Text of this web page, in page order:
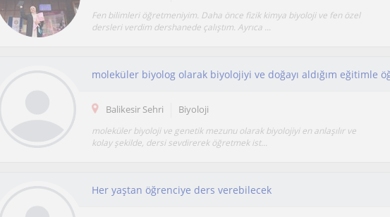
Fen bilimleri öğretmeniyim. Daha önce fizik kimya biyoloji ve fen özel
dersleri verdim dershanede çalıştım. Ayrıca ...
Balikesir Sehri Biyoloji
moleküler biyoloji ve genetik mezunu olarak biyolojiyi en anlaşılır ve
kolay şekilde, dersi sevdirerek öğretmek ist...
Her yaştan öğrenciye ders verebilecek